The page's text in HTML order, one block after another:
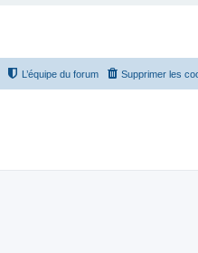
Supprimer les
L’équipe du forum